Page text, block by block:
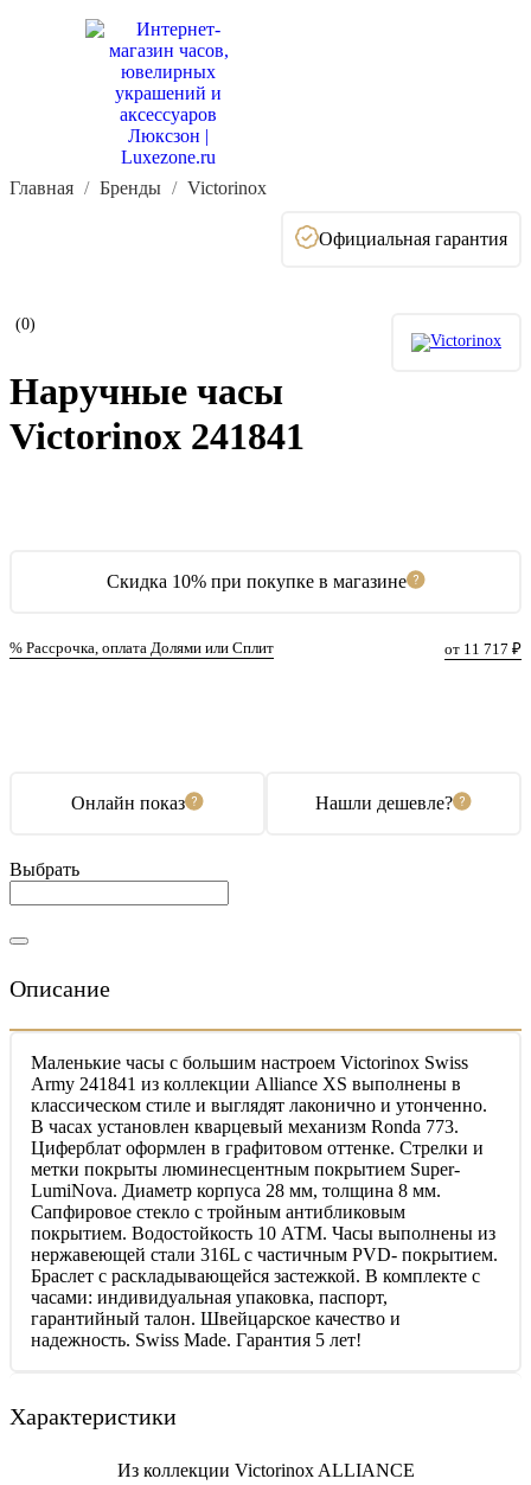
Главная Бренды Victorinox
Официальная гарантия
(0)
Скидка 10% при покупке в магазине
% Рассрочка, оплата Долями или Сплит от 11 717 ₽
Наручные часы
Victorinox 241841
Онлайн показ Нашли дешевле?
Выбрать
Описание
Маленькие часы с большим настроем Victorinox Swiss
Army 241841 из коллекции Alliance XS выполнены в
классическом стиле и выглядят лаконично и утонченно.
В часах установлен кварцевый механизм Ronda 773.
Циферблат оформлен в графитовом оттенке. Стрелки и
метки покрыты люминесцентным покрытием Super-
LumiNova. Диаметр корпуса 28 мм, толщина 8 мм.
Сапфировое стекло с тройным антибликовым
покрытием. Водостойкость 10 АТМ. Часы выполнены из
нержавеющей стали 316L с частичным PVD- покрытием.
Браслет с раскладывающейся застежкой. В комплекте с
часами: индивидуальная упаковка, паспорт,
гарантийный талон. Швейцарское качество и
надежность. Swiss Made. Гарантия 5 лет!
Характеристики
Из коллекции Victorinox ALLIANCE